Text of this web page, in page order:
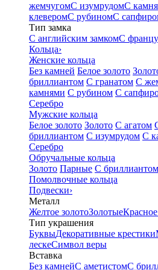
жемчугомС изумрудомС
клеверомС рубиномС
Тип замка
С английским замкомС
Кольца›
Женские кольца
Без камней Белое золото
бриллиантом С гранатом С
камнями С рубином С
Серебро
Мужские кольца
Белое золото Золото С агатом
бриллиантом С изумрудом С
Серебро
Обручальные кольца
Золото Парные С бриллиантом
Помолвочные кольца
Подвески›
Металл
Желтое золотоЗолотые
Тип украшения
БуквыДекоративные крестики
лескеСимвол веры
Вставка
Без камнейС аметистомС